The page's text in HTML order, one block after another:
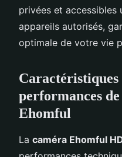
privées et accessibles
appareils autorisés,
optimale de votre vie
Caractéristiques
performances
Ehomful
La caméra Ehomful